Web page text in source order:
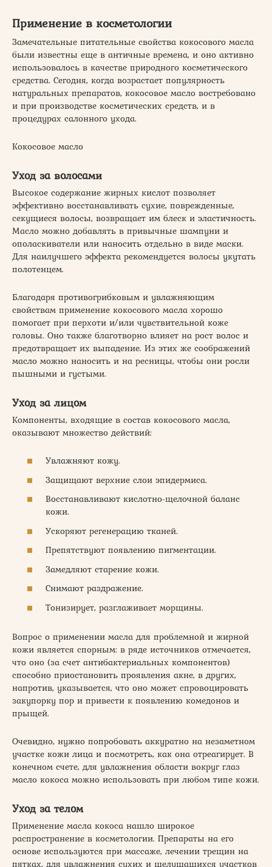
Применение в косметологии
Замечательные питательные свойства кокосового масла
были известны еще в античные времена, и оно активно
использовалось в качестве природного косметического
средства. Сегодня, когда возрастает популярность
натуральных препаратов, кокосовое масло востребовано
и при производстве косметических средств, и в
процедурах салонного ухода.
Кокосовое масло
Уход за волосами
Высокое содержание жирных кислот позволяет
эффективно восстанавливать сухие, поврежденные,
секущиеся волосы, возвращает им блеск и эластичность.
Масло можно добавлять в привычные шампуни и
ополаскиватели или наносить отдельно в виде маски.
Для наилучшего эффекта рекомендуется волосы укутать
полотенцем.
Благодаря противогрибковым и увлажняющим
свойствам применение кокосового масла хорошо
помогает при перхоти и/или чувствительной коже
головы. Оно также благотворно влияет на рост волос и
предотвращает их выпадение. Из этих же соображений
масло можно наносить и на ресницы, чтобы они росли
пышными и густыми.
Уход за лицом
Компоненты, входящие в состав кокосового масла,
оказывают множество действий:
Увлажняют кожу.
Защищают верхние слои эпидермиса.
Восстанавливают кислотно-щелочной баланс
кожи.
Ускоряют регенерацию тканей.
Препятствуют появлению пигментации.
Замедляют старение кожи.
Снимают раздражение.
Тонизирует, разглаживает морщины.
Вопрос о применении масла для проблемной и жирной
кожи является спорным: в ряде источников отмечается,
что оно (за счет антибактериальных компонентов)
способно приостановить проявления акне, в других,
напротив, указывается, что оно может спровоцировать
закупорку пор и привести к появлению комедонов и
прыщей.
Очевидно, нужно попробовать аккуратно на незаметном
участке кожи лица и посмотреть, как она отреагирует. В
конечном счете, для увлажнения области вокруг глаз
масло кокоса можно использовать при любом типе кожи.
Уход за телом
Применение масла кокоса нашло широкое
распространение в косметологии. Препараты на его
основе используются при массаже, лечении трещин на
пятках, для увлажнения сухих и шелушащихся участков